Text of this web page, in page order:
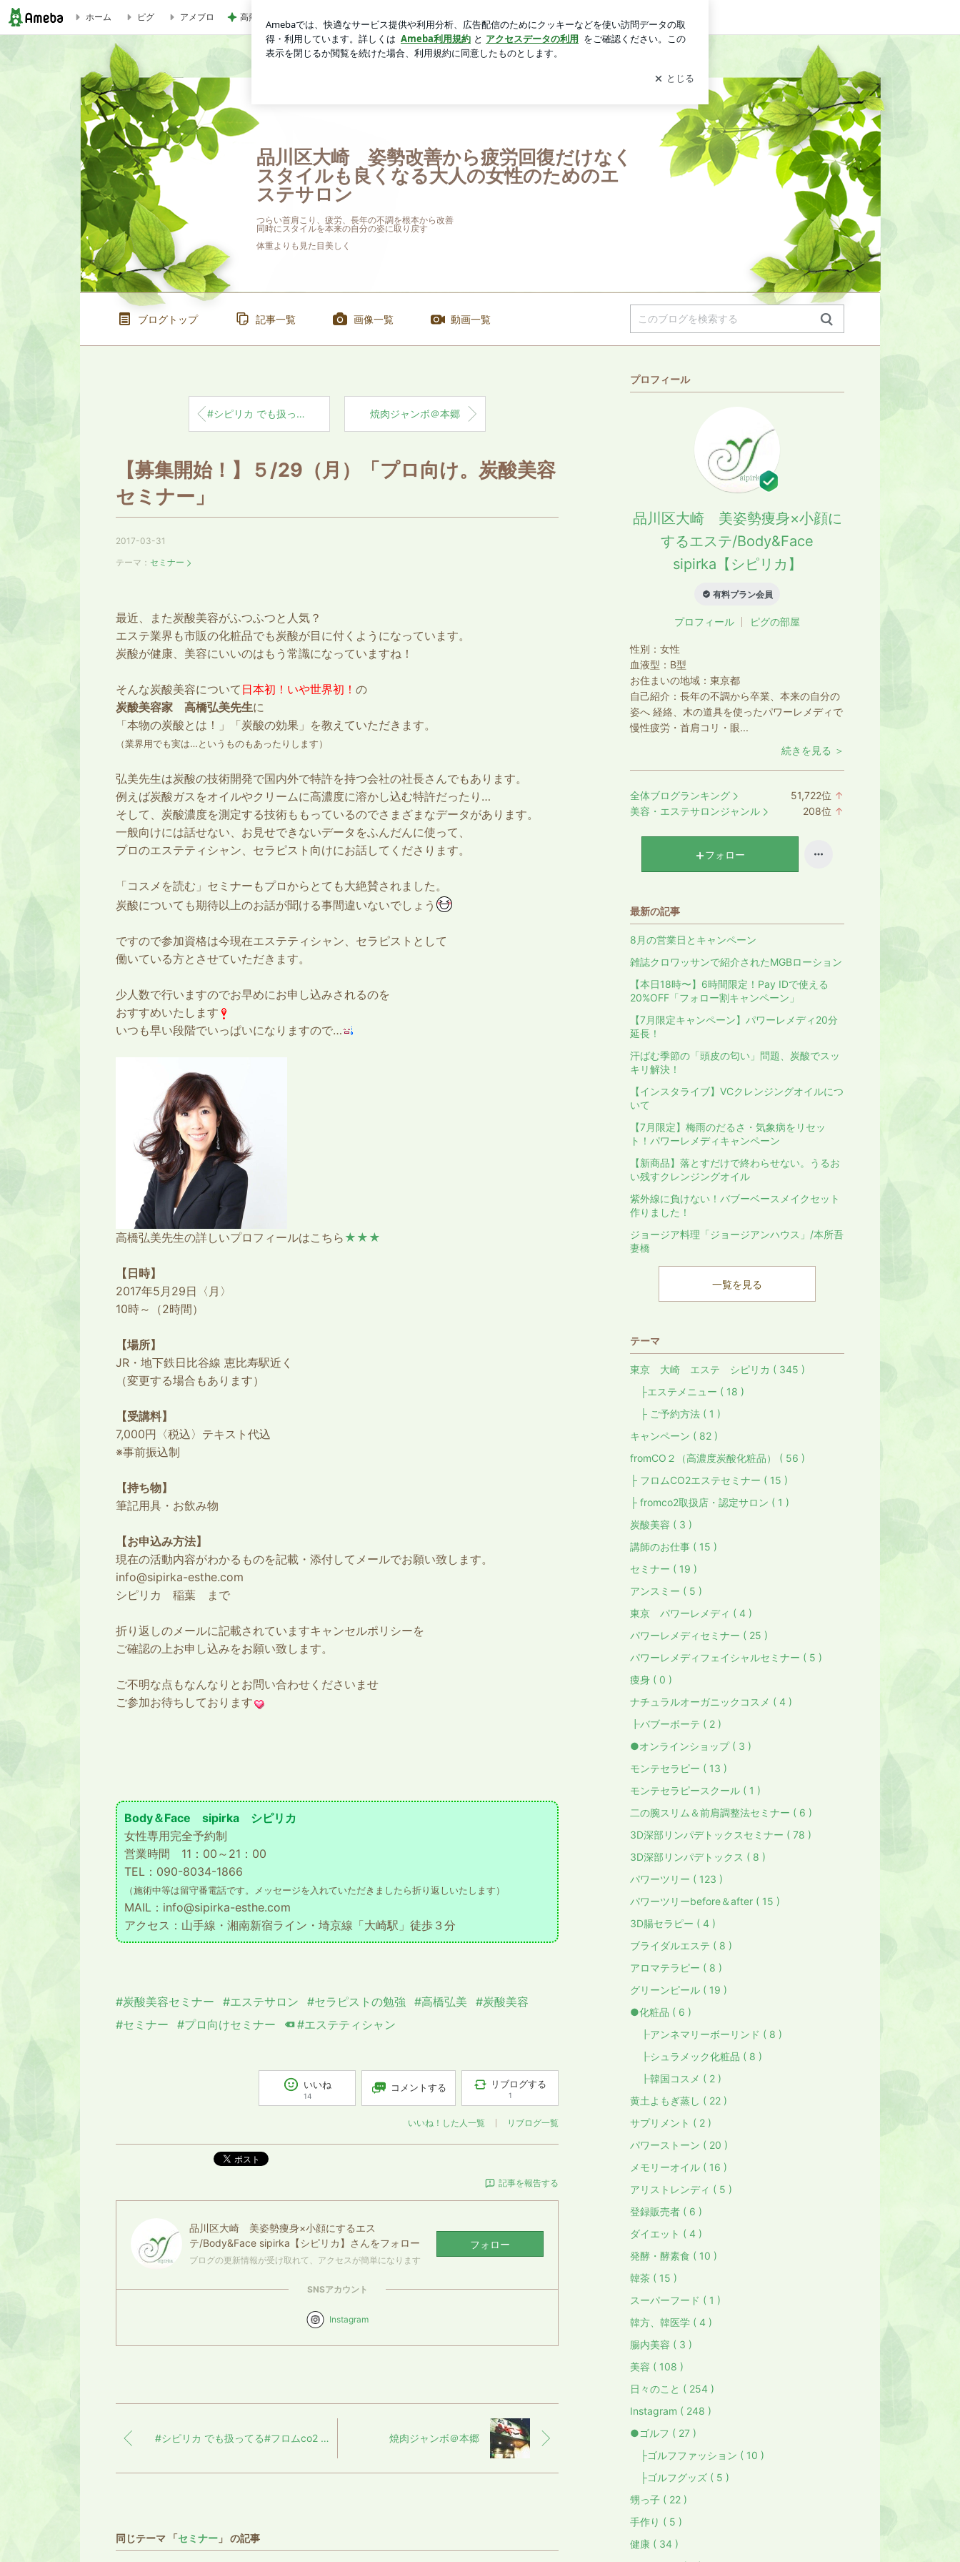
【募集開始！】５/29（月）「プロ向け。炭酸美容セミナー」 | 品川区大崎 姿勢改善から疲労回復だけなくスタイルも良くなる大人の女性のためのエステサロン
ホーム ピグ アメブロ 高熱で体力ダダ下がりになった体 ログイン
品川区大崎 姿勢改善から疲労回復だけなく
スタイルも良くなる大人の女性のためのエ
ステサロン
つらい首肩こり、疲労、長年の不調を根本から改善
同時にスタイルを本来の自分の姿に取り戻す
体重よりも見た目美しく
ブログトップ 記事一覧 画像一覧 動画一覧
#シピリカ でも扱ってる#フロムco2 を#道端アンジェリカ さんも気に入っていると載せて... 焼肉ジャンボ＠本郷
【募集開始！】５/29（月）「プロ向け。炭酸美容
セミナー」
2017-03-31
テーマ： セミナー
最近、また炭酸美容がふつふつと人気？
エステ業界も市販の化粧品でも炭酸が目に付くようになっています。
炭酸が健康、美容にいいのはもう常識になっていますね！
そんな炭酸美容について 日本初！いや世界初！ の
炭酸美容家 高橋弘美先生に
「本物の炭酸とは！」「炭酸の効果」を教えていただきます。
（業界用でも実は…というものもあったりします）
弘美先生は炭酸の技術開発で国内外で特許を持つ会社の社長さんでもあります。
例えば炭酸ガスをオイルやクリームに高濃度に溶かし込む特許だったり…
そして、炭酸濃度を測定する技術ももっているのでさまざまなデータがあります。
一般向けには話せない、お見せできないデータをふんだんに使って、
プロのエステティシャン、セラピスト向けにお話してくださります。
「コスメを読む」セミナーもプロからとても大絶賛されました。
炭酸についても期待以上のお話が聞ける事間違いないでしょう
ですので参加資格は今現在エステティシャン、セラピストとして
働いている方とさせていただきます。
少人数で行いますのでお早めにお申し込みされるのを
おすすめいたします
いつも早い段階でいっぱいになりますので…
高橋弘美先生の詳しいプロフィールはこちら ★★★
【日時】
2017年5月29日〈月〉
10時～（2時間）
【場所】
JR・地下鉄日比谷線 恵比寿駅近く
（変更する場合もあります）
【受講料】
7,000円〈税込〉テキスト代込
※事前振込制
【持ち物】
筆記用具・お飲み物
【お申込み方法】
現在の活動内容がわかるものを記載・添付してメールでお願い致します。
info@sipirka-esthe.com
シピリカ 稲葉 まで
折り返しのメールに記載されていますキャンセルポリシーを
ご確認の上お申し込みをお願い致します。
ご不明な点もなんなりとお問い合わせくださいませ
ご参加お待ちしております
Body＆Face sipirka シピリカ
女性専用完全予約制
営業時間 11：00～21：00
TEL：090-8034-1866
（施術中等は留守番電話です。メッセージを入れていただきましたら折り返しいたします）
MAIL：info@sipirka-esthe.com
アクセス：山手線・湘南新宿ライン・埼京線「大崎駅」徒歩３分
#炭酸美容セミナー #エステサロン #セラピストの勉強 #高橋弘美
#炭酸美容
#セミナー
#プロ向けセミナー #エステティシャン
いいね
14
コメントする リブログする
1
いいね！した人一覧 リブログ一覧
ポスト
記事を報告する
品川区大崎 美姿勢痩身×小顔にするエス
テ/Body&Face sipirka【シピリカ】
さんをフォロー
ブログの更新情報が受け取れて、アクセスが簡単になります
フォロー
SNSアカウント
Instagram
#シピリカ でも扱ってる#フロムco2 を#道端アンジェリカ さんも気に入っていると載せて... 焼肉ジャンボ＠本郷
同じテーマ 「セミナー 」 の記事
プロフィール
品川区大崎 美姿勢痩身×小顔に
するエステ/Body&Face
sipirka【シピリカ】
有料プラン会員
プロフィール ピグの部屋
性別： 女性
血液型： B型
お住まいの地域： 東京都
自己紹介： 長年の不調から卒業、本来の自分の
姿へ 経絡、木の道具を使ったパワーレメディで
慢性疲労・首肩コリ・眼...
続きを見る ＞
全体ブログランキング 51,722位 ↑
美容・エステサロンジャンル 208位 ↑
フォロー
最新の記事
8月の営業日とキャンペーン
雑誌クロワッサンで紹介されたMGBローション
【本日18時〜】6時間限定！Pay IDで使える
20%OFF「フォロー割キャンペーン」
【7月限定キャンペーン】パワーレメディ20分
延長！
汗ばむ季節の「頭皮の匂い」問題、炭酸でスッ
キリ解決！
【インスタライブ】VCクレンジングオイルにつ
いて
【7月限定】梅雨のだるさ・気象病をリセッ
ト！パワーレメディキャンペーン
【新商品】落とすだけで終わらせない。うるお
い残すクレンジングオイル
紫外線に負けない！バブーベースメイクセット
作りました！
ジョージア料理「ジョージアンハウス」/本所吾
妻橋
一覧を見る
テーマ
東京 大崎 エステ シピリカ ( 345 )
├エステメニュー ( 18 )
├ ご予約方法 ( 1 )
キャンペーン ( 82 )
fromCO２（高濃度炭酸化粧品） ( 56 )
├ フロムCO2エステセミナー ( 15 )
├ fromco2取扱店・認定サロン ( 1 )
炭酸美容 ( 3 )
講師のお仕事 ( 15 )
セミナー ( 19 )
アンスミー ( 5 )
東京 パワーレメディ ( 4 )
パワーレメディセミナー ( 25 )
パワーレメディフェイシャルセミナー ( 5 )
痩身 ( 0 )
ナチュラルオーガニックコスメ ( 4 )
┠バブーボーテ ( 2 )
●オンラインショップ ( 3 )
モンテセラピー ( 13 )
モンテセラピースクール ( 1 )
二の腕スリム＆前肩調整法セミナー ( 6 )
3D深部リンパデトックスセミナー ( 78 )
3D深部リンパデトックス ( 8 )
パワーツリー ( 123 )
パワーツリーbefore＆after ( 15 )
3D腸セラピー ( 4 )
ブライダルエステ ( 8 )
アロマテラピー ( 8 )
グリーンピール ( 19 )
●化粧品 ( 6 )
┠アンネマリーボーリンド ( 8 )
┠シュラメック化粧品 ( 8 )
┠韓国コスメ ( 2 )
黄土よもぎ蒸し ( 22 )
サプリメント ( 2 )
パワーストーン ( 20 )
メモリーオイル ( 16 )
アリストレンディ ( 5 )
登録販売者 ( 6 )
ダイエット ( 4 )
発酵・酵素食 ( 10 )
韓茶 ( 15 )
スーパーフード ( 1 )
韓方、韓医学 ( 4 )
腸内美容 ( 3 )
美容 ( 108 )
日々のこと ( 254 )
Instagram ( 248 )
●ゴルフ ( 27 )
├ゴルフファッション ( 10 )
├ゴルフグッズ ( 5 )
甥っ子 ( 22 )
手作り ( 5 )
健康 ( 34 )